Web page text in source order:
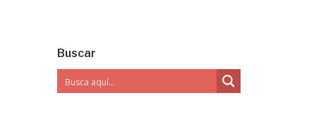
Buscar